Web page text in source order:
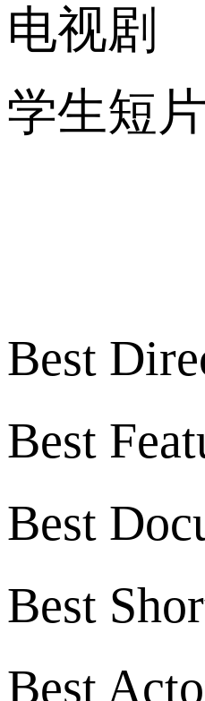
电视剧
学生短
Best
Best
Best
Best
Best